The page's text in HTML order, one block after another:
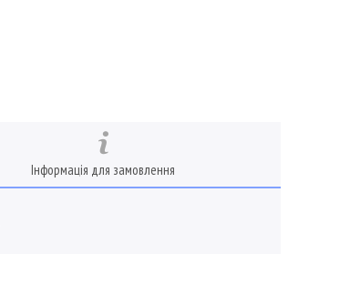
Інформація для замовлення